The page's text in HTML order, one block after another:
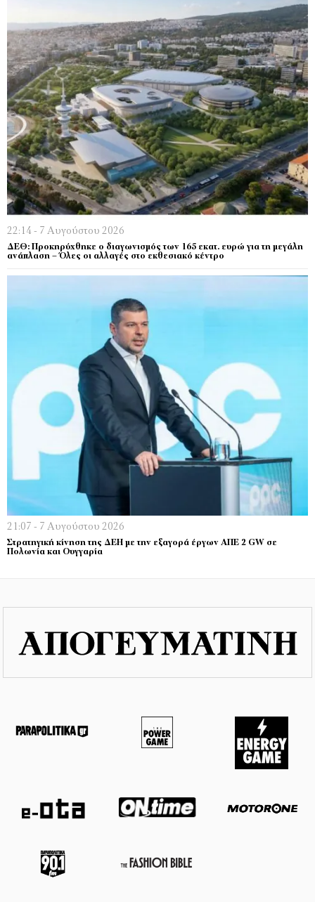
22:14 - 7 Αυγούστου 2026
ΔΕΘ: Προκηρύχθηκε ο διαγωνισμός των 165 εκατ. ευρώ για τη μεγάλη
ανάπλαση – Όλες οι αλλαγές στο εκθεσιακό κέντρο
21:07 - 7 Αυγούστου 2026
Στρατηγική κίνηση της ΔΕΗ με την εξαγορά έργων ΑΠΕ 2 GW σε
Πολωνία και Ουγγαρία